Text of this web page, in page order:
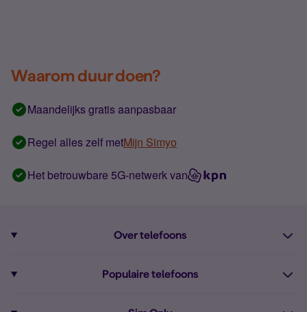
Waarom duur doen?
Maandelijks gratis aanpasbaar
Regel alles zelf metMijn Simyo
Het betrouwbare 5G-netwerk van
Over telefoons
Populaire telefoons